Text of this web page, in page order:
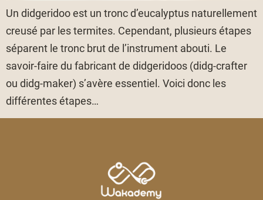
Un didgeridoo est un tronc d’eucalyptus naturellement
creusé par les termites. Cependant, plusieurs étapes
séparent le tronc brut de l’instrument abouti. Le
savoir-faire du fabricant de didgeridoos (didg-crafter
ou didg-maker) s’avère essentiel. Voici donc les
différentes étapes…